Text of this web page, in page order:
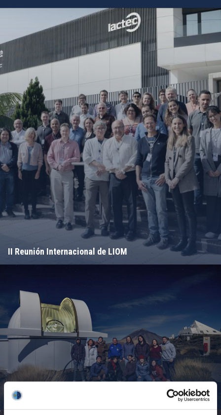
II Reunión Internacional de LIOM
Campamento de Astronomía del MIT 2024